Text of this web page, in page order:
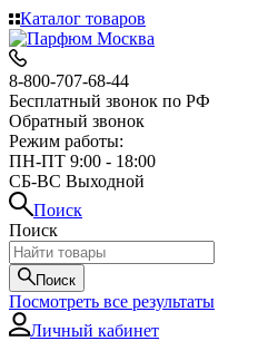
Каталог товаров
8-800-707-68-44
Бесплатный звонок по РФ
Обратный звонок
Режим работы:
ПН-ПТ 9:00 - 18:00
СБ-ВС Выходной
Поиск
Поиск
Поиск
Посмотреть все результаты
Личный кабинет